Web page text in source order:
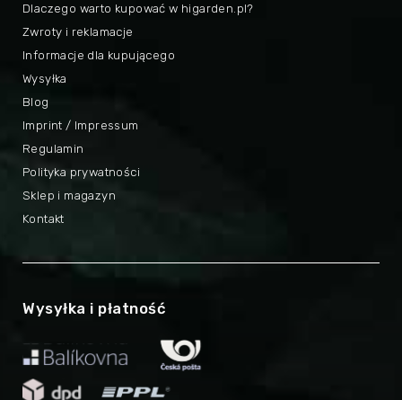
Dlaczego warto kupować w higarden.pl?
Imprint / Impressum
Zwroty i reklamacje
Regulamin
Informacje dla kupującego
Polityka prywatności
Wysyłka
Sklep i magazyn
Blog
Kontakt
Wysyłka i płatność